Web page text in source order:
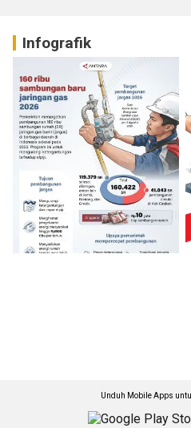
Infografik
Unduh Mobile Apps